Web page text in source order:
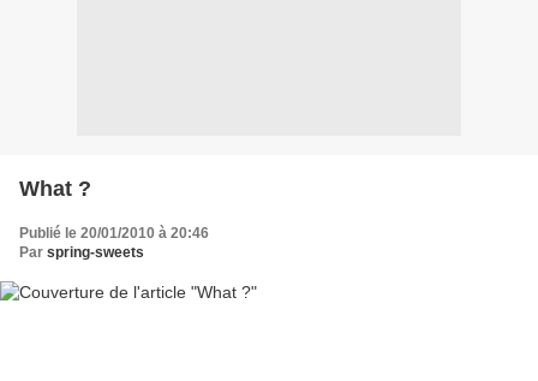
What ?
Publié le 20/01/2010 à 20:46
Par spring-sweets